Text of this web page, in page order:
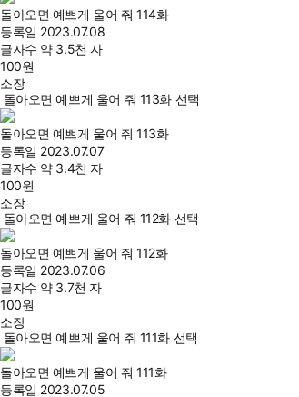
돌아오면 예쁘게 울어 줘 114화
등록일 2023.07.08
글자수 약 3.5천 자
100원
소장
돌아오면 예쁘게 울어 줘 113화 선택
돌아오면 예쁘게 울어 줘 113화
등록일 2023.07.07
글자수 약 3.4천 자
100원
소장
돌아오면 예쁘게 울어 줘 112화 선택
돌아오면 예쁘게 울어 줘 112화
등록일 2023.07.06
글자수 약 3.7천 자
100원
소장
돌아오면 예쁘게 울어 줘 111화 선택
돌아오면 예쁘게 울어 줘 111화
등록일 2023.07.05